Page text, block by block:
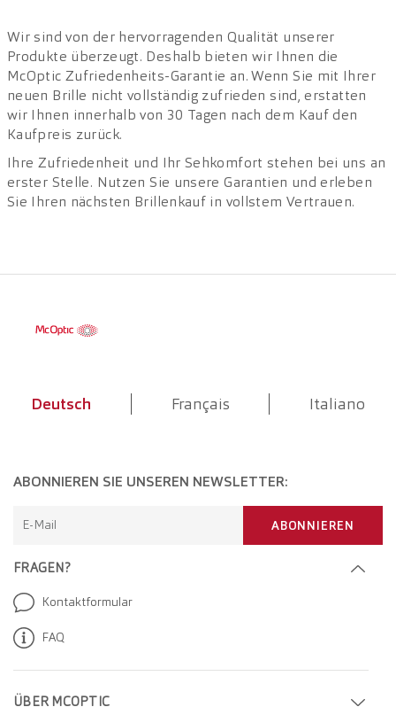
Wir sind von der hervorragenden Qualität unserer
Produkte überzeugt. Deshalb bieten wir Ihnen die
McOptic Zufriedenheits-Garantie an. Wenn Sie mit Ihrer
neuen Brille nicht vollständig zufrieden sind, erstatten
wir Ihnen innerhalb von 30 Tagen nach dem Kauf den
Kaufpreis zurück.
Ihre Zufriedenheit und Ihr Sehkomfort stehen bei uns an
erster Stelle. Nutzen Sie unsere Garantien und erleben
Sie Ihren nächsten Brillenkauf in vollstem Vertrauen.
Deutsch Français Italiano
ÜBER MCOPTIC
FRAGEN?
Kontaktformular
FAQ
ABONNIEREN SIE UNSEREN NEWSLETTER:
E-Mail ABONNIEREN